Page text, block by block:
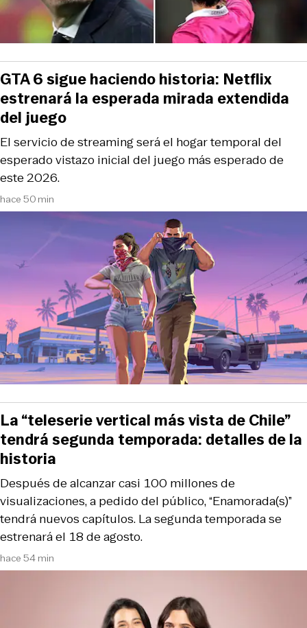
hace 50 min
El servicio de streaming será el hogar temporal del
esperado vistazo inicial del juego más esperado de
este 2026.
GTA 6 sigue haciendo historia: Netflix
estrenará la esperada mirada extendida
del juego
hace 54 min
Después de alcanzar casi 100 millones de
visualizaciones, a pedido del público, “Enamorada(s)”
tendrá nuevos capítulos. La segunda temporada se
estrenará el 18 de agosto.
La “teleserie vertical más vista de Chile”
tendrá segunda temporada: detalles de la
historia